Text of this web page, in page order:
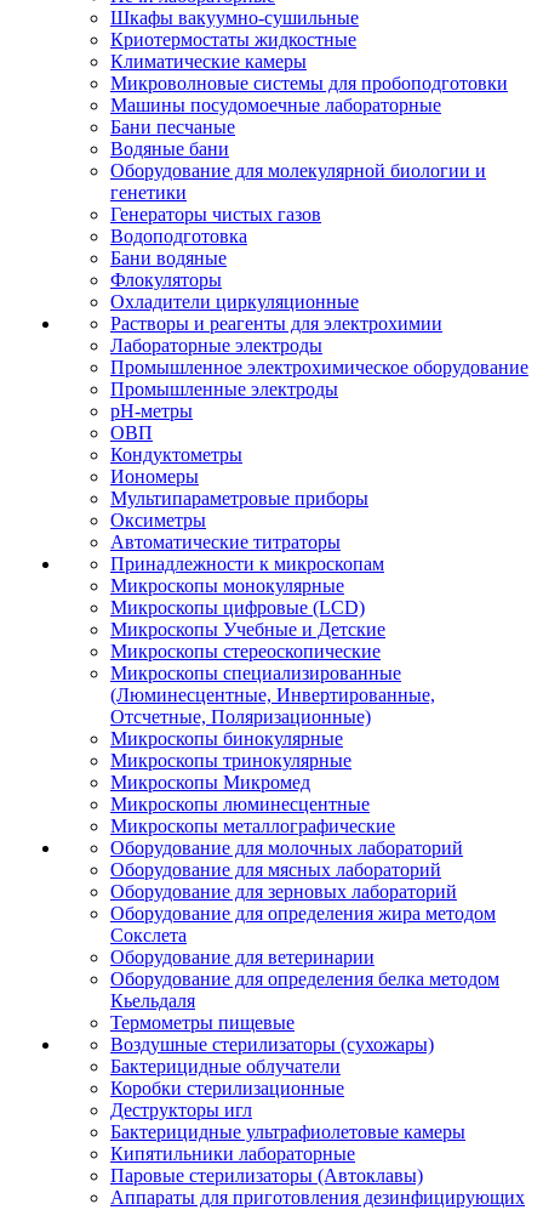
Шкафы вакуумно-сушильные
Криотермостаты жидкостные
Климатические камеры
Микроволновые системы для пробоподготовки
Машины посудомоечные лабораторные
Бани песчаные
Водяные бани
Оборудование для молекулярной биологии и
генетики
Генераторы чистых газов
Водоподготовка
Бани водяные
Флокуляторы
Охладители циркуляционные
Растворы и реагенты для электрохимии
Лабораторные электроды
Промышленное электрохимическое оборудование
Промышленные электроды
pH-метры
ОВП
Кондуктометры
Иономеры
Мультипараметровые приборы
Оксиметры
Автоматические титраторы
Принадлежности к микроскопам
Микроскопы монокулярные
Микроскопы цифровые (LCD)
Микроскопы Учебные и Детские
Микроскопы стереоскопические
Микроскопы специализированные
(Люминесцентные, Инвертированные,
Отсчетные, Поляризационные)
Микроскопы бинокулярные
Микроскопы тринокулярные
Микроскопы Микромед
Микроскопы люминесцентные
Микроскопы металлографические
Оборудование для молочных лабораторий
Оборудование для мясных лабораторий
Оборудование для зерновых лабораторий
Оборудование для определения жира методом
Сокслета
Оборудование для ветеринарии
Оборудование для определения белка методом
Кьельдаля
Термометры пищевые
Воздушные стерилизаторы (сухожары)
Бактерицидные облучатели
Коробки стерилизационные
Деструкторы игл
Бактерицидные ультрафиолетовые камеры
Кипятильники лабораторные
Паровые стерилизаторы (Автоклавы)
Аппараты для приготовления дезинфицирующих